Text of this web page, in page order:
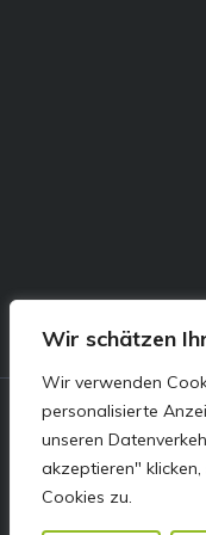
Wir schätzen
Wir verwenden
personalisierte
unseren
akzeptieren"
Cookies zu.
© E&S Motors
Linzer Straße
Freistadt